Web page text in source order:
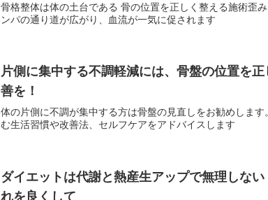
骨格整体は体の土台である 骨の位置を正しく整える施術歪
ンパの通り道が広がり、血流が一気に促されます
片側に集中する不調軽減には、骨盤の位置を
善を！
体の片側に不調が集中する方は骨盤の見直しをお勧めしま
む生活習慣や改善法、セルフケアをアドバイスします
ダイエットは代謝と熱産生アップで無理しな
れを良くして